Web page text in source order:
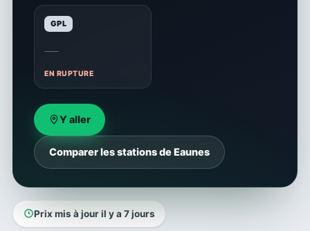
GPL
—
EN RUPTURE
Y aller
Comparer les stations de Eaunes
Prix mis à jour il y a 7 jours